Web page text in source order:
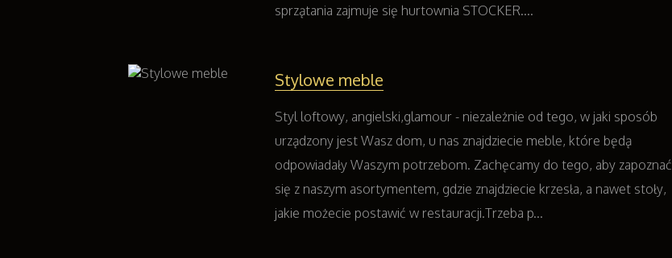
sprzątania zajmuje się hurtownia STOCKER....
Stylowe meble
Styl loftowy, angielski,glamour - niezależnie od tego, w jaki sposób
urządzony jest Wasz dom, u nas znajdziecie meble, które będą
odpowiadały Waszym potrzebom. Zachęcamy do tego, aby zapoznać
się z naszym asortymentem, gdzie znajdziecie krzesła, a nawet stoły,
jakie możecie postawić w restauracji.Trzeba p...